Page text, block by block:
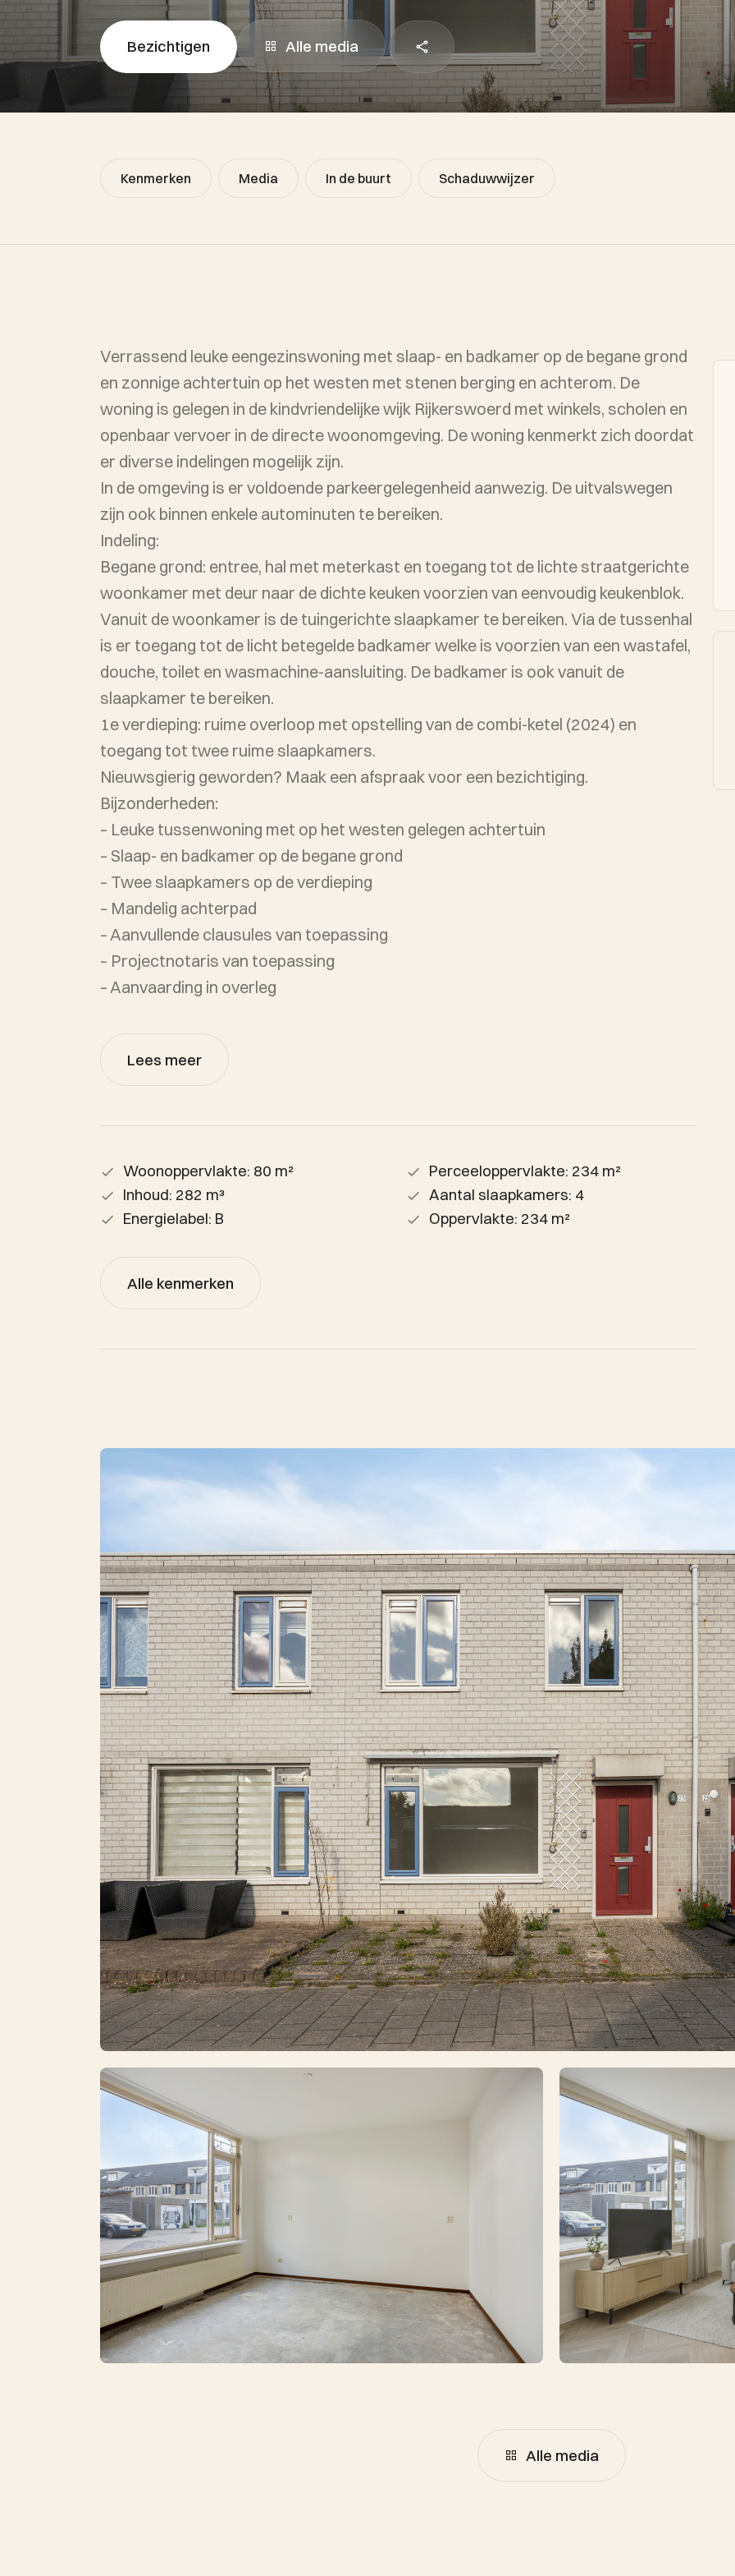
Bezichtigen Alle media
Kenmerken Media In de buurt Schaduwwijzer
Verrassend leuke eengezinswoning met slaap- en badkamer op de begane grond
en zonnige achtertuin op het westen met stenen berging en achterom. De
woning is gelegen in de kindvriendelijke wijk Rijkerswoerd met winkels, scholen en
openbaar vervoer in de directe woonomgeving. De woning kenmerkt zich doordat
er diverse indelingen mogelijk zijn.
In de omgeving is er voldoende parkeergelegenheid aanwezig. De uitvalswegen
zijn ook binnen enkele autominuten te bereiken.
Indeling:
Begane grond: entree, hal met meterkast en toegang tot de lichte straatgerichte
woonkamer met deur naar de dichte keuken voorzien van eenvoudig keukenblok.
Vanuit de woonkamer is de tuingerichte slaapkamer te bereiken. Via de tussenhal
is er toegang tot de licht betegelde badkamer welke is voorzien van een wastafel,
douche, toilet en wasmachine-aansluiting. De badkamer is ook vanuit de
slaapkamer te bereiken.
1e verdieping: ruime overloop met opstelling van de combi-ketel (2024) en
toegang tot twee ruime slaapkamers.
Nieuwsgierig geworden? Maak een afspraak voor een bezichtiging.
Bijzonderheden:
– Leuke tussenwoning met op het westen gelegen achtertuin
– Slaap- en badkamer op de begane grond
– Twee slaapkamers op de verdieping
– Mandelig achterpad
– Aanvullende clausules van toepassing
– Projectnotaris van toepassing
– Aanvaarding in overleg
Lees meer
Woonoppervlakte: 80 m²
Perceeloppervlakte: 234 m²
Inhoud: 282 m³
Aantal slaapkamers: 4
Energielabel: B
Oppervlakte: 234 m²
Alle kenmerken
Alle media